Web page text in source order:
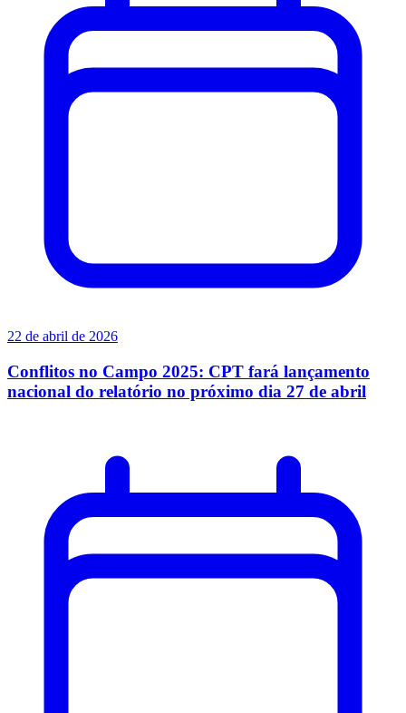
22 de abril de 2026
Conflitos no Campo 2025: CPT fará lançamento
nacional do relatório no próximo dia 27 de abril